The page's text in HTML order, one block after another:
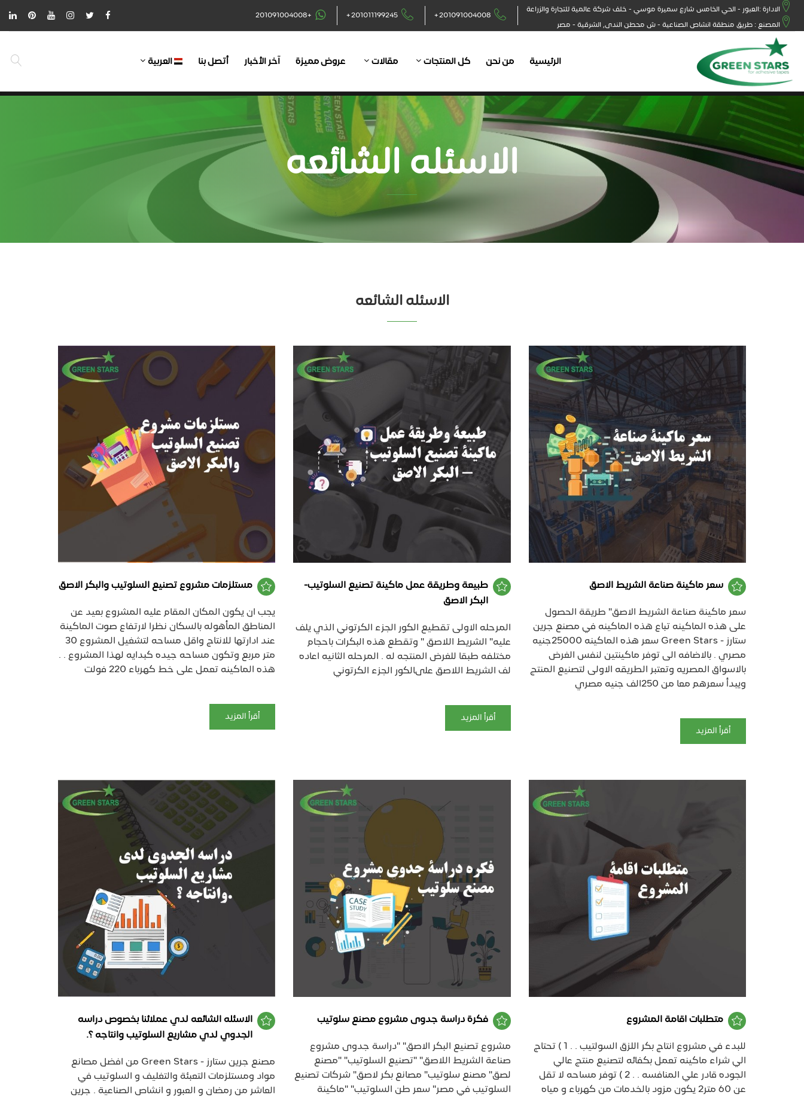
الادارة :العبور - الحي الخامس شارع سميرة موسي - خلف شركة عالمية للتجارة والزراعة
المصنع : طريق منطقة انشاص الصناعية - ش محطن الندى, الشرقية - مصر
+201091004008
+201011199245
+201091004008
الرئيسية من نحن كل المنتجات مقالات عروض مميزة آخر الأخبار أتصل بنا العربية
الاسئله الشائعه
الاسئله الشائعه
سعر ماكينة صناعة الشريط الاصق
سعر ماكينة صناعة الشريط الاصق" طريقة الحصول
على هذه الماكينه تباع هذه الماكينه في مصنع جرين
ستارز - Green Stars سعر هذه الماكينه 25000جنيه
مصري . بالاضافه الى توفر ماكينتين لنفس الغرض
بالاسواق المصريه وتعتبر الطريقه الاولى لتصنيع المنتج
ويبدأ سعرهم معا من 250الف جنيه مصري
أقرأ المزيد
طبيعة وطريقة عمل ماكينة تصنيع السلوتيب-
البكر الاصق
المرحله الاولى تقطيع الكور الجزء الكرتوني الذي يلف
عليه" الشريط اللاصق " وتقطع هذه البكرات باحجام
مختلفه طبقا للغرض المنتجه له . المرحله الثانيه اعاده
لف الشريط اللاصق علىالكور الجزء الكرتوني
أقرأ المزيد
مستلزمات مشروع تصنيع السلوتيب والبكر الاصق
يجب ان يكون المكان المقام عليه المشروع بعيد عن
المناطق المأهوله بالسكان نظرا لارتفاع صوت الماكينة
عند ادارتها للانتاج واقل مساحه لتشغيل المشروع 30
متر مربع وتكون مساحه جيده كبدايه لهذا المشروع . .
هذه الماكينه تعمل على خط كهرباء 220 فولت
أقرأ المزيد
متطلبات اقامة المشروع
للبدء في مشروع انتاج بكر اللزق السولتيب . . 1 ) تحتاج
الي شراء ماكينه تعمل بكفائه لتصنيع منتج عالي
الجوده قادر علي المنافسه . . 2 ) توفر مساحه لا تقل
عن 60 متر2 يكون مزود بالخدمات من كهرباء و مياه
فكرة دراسة جدوى مشروع مصنع سلوتيب
مشروع تصنيع البكر الاصق" "دراسة جدوى مشروع
صناعة الشريط اللاصق" "تصنيع السلوتيب" "مصنع
لصق" مصنع سلوتيب" مصانع بكر لاصق" شركات تصنيع
السلوتيب في مصر" سعر طن السلوتيب" "ماكينة
الاسئله الشائعه لدي عملائنا بخصوص دراسه
الجدوي لدي مشاريع السلوتيب وانتاجه ؟.
مصنع جرين ستارز - Green Stars من افضل مصانع
مواد ومستلزمات التعبئة والتغليف و السلوتيب في
العاشر من رمضان و العبور و انشاص الصناعية . جرين